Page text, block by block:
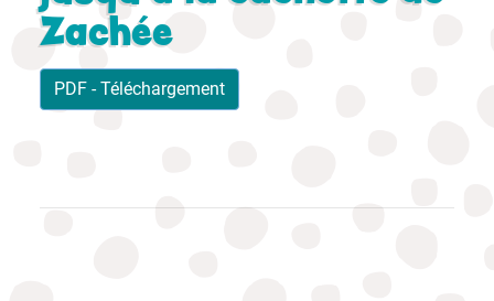
Zachée
PDF - Téléchargement